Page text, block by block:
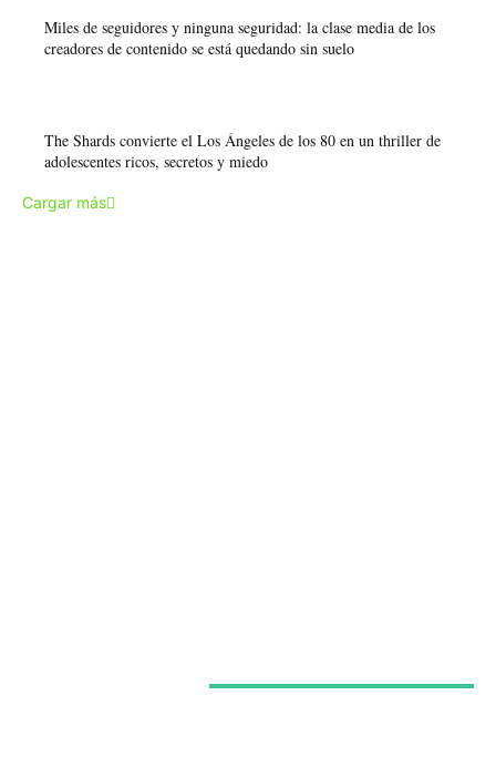
Miles de seguidores y ninguna seguridad: la clase media de los
creadores de contenido se está quedando sin suelo
The Shards convierte el Los Ángeles de los 80 en un thriller de
adolescentes ricos, secretos y miedo
Cargar más